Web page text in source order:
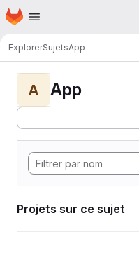
Passer au contenu principal
Page d'accueil
ExplorerSujetsApp
A App
Projets sur ce sujet